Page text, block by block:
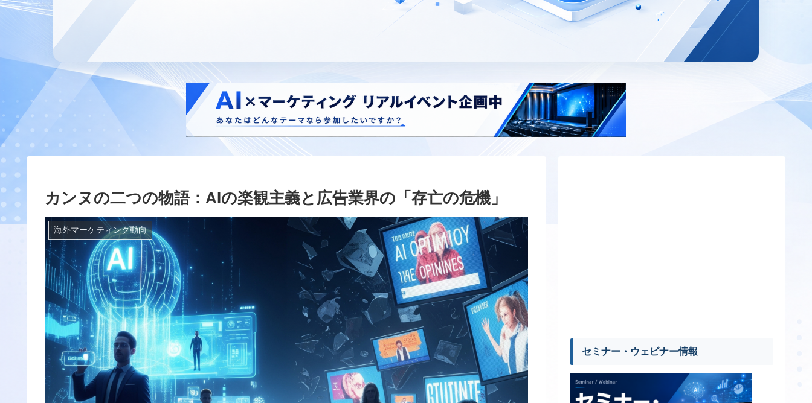
カンヌの二つの物語：AIの楽観主義と広告業界の「存亡の危機」
海外マーケティング動向
セミナー・ウェビナー情報